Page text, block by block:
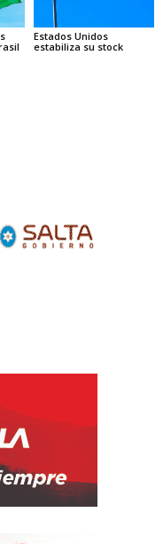
Estados Unidos
estabiliza su stock